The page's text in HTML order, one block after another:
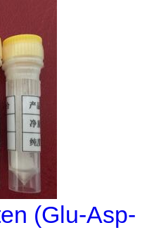
(Glu-Asp-